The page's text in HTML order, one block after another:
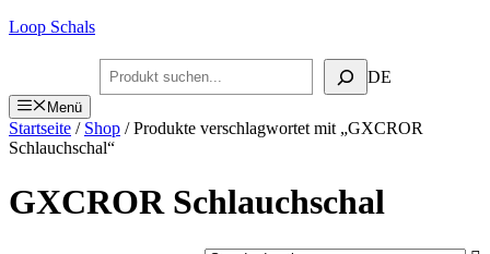
Zum
Loop Schals
Suchen DE
Menü
Startseite / Shop / Produkte verschlagwortet mit „GXCROR
Schlauchschal“
GXCROR Schlauchschal